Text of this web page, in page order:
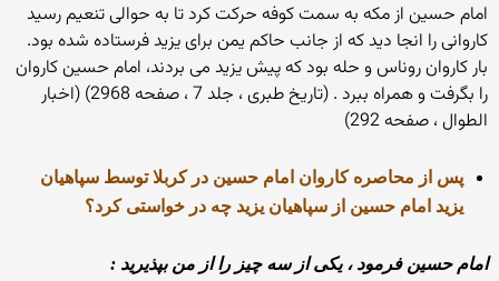
امام حسین از مکه به سمت کوفه حرکت کرد تا به حوالی تنعیم رسید
کاروانی را انجا دید که از جانب حاکم یمن برای یزید فرستاده شده بود.
بار کاروان روناس و حله بود که پیش یزید می بردند، امام حسین کاروان
را بگرفت و همراه ببرد . (تاریخ طبری ، جلد 7 ، صفحه 2968) (اخبار
الطوال ، صفحه 292)
پس از محاصره کاروان امام حسین در کربلا توسط سپاهیان
یزید امام حسین از سپاهیان یزید چه در خواستی کرد؟
امام حسین فرمود ، یکی از سه چیز را از من بپذیرید :